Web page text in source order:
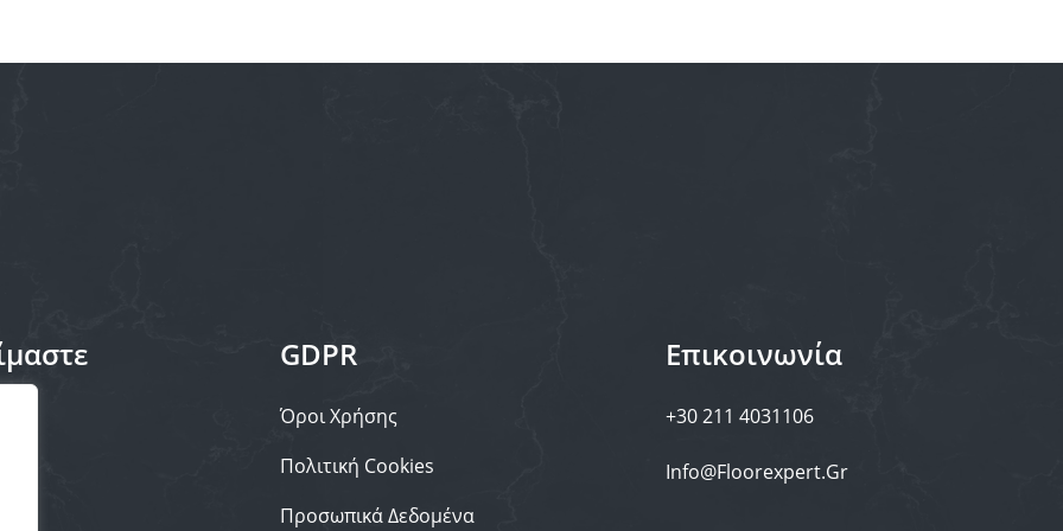
GDPR
Όροι Χρήσης
Πολιτική Cookies
Προσωπικά Δεδομένα
Επικοινωνία
+30 211 4031106
Info@floorexpert.gr